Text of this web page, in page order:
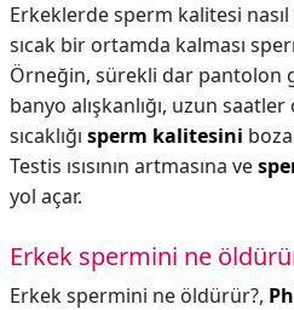
Erkeklerde sperm kalitesi nasıl
sıcak bir ortamda kalması
Örneğin, sürekli dar pantolon
banyo alışkanlığı, uzun
sıcaklığı sperm kalitesini
Testis ısısının artmasına ve
yol açar.
Erkek spermini ne
Erkek spermini ne öldürür?,